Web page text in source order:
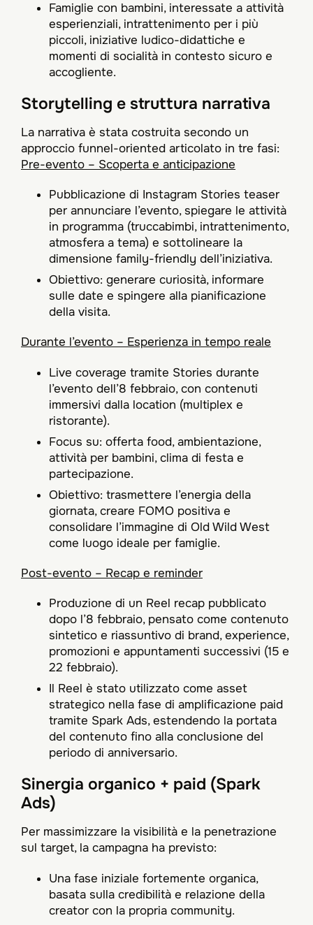
Famiglie con bambini, interessate a attività
esperienziali, intrattenimento per i più
piccoli, iniziative ludico-didattiche e
momenti di socialità in contesto sicuro e
accogliente.​
Storytelling e struttura narrativa
La narrativa è stata costruita secondo un
approccio funnel-oriented articolato in tre fasi:​
Pre-evento – Scoperta e anticipazione
Pubblicazione di Instagram Stories teaser
per annunciare l’evento, spiegare le attività
in programma (truccabimbi, intrattenimento,
atmosfera a tema) e sottolineare la
dimensione family-friendly dell’iniziativa.​
Obiettivo: generare curiosità, informare
sulle date e spingere alla pianificazione
della visita.
Durante l’evento – Esperienza in tempo reale
Live coverage tramite Stories durante
l’evento dell’8 febbraio, con contenuti
immersivi dalla location (multiplex e
ristorante).​
Focus su: offerta food, ambientazione,
attività per bambini, clima di festa e
partecipazione.
Obiettivo: trasmettere l’energia della
giornata, creare FOMO positiva e
consolidare l’immagine di Old Wild West
come luogo ideale per famiglie.
Post-evento – Recap e reminder
Produzione di un Reel recap pubblicato
dopo l’8 febbraio, pensato come contenuto
sintetico e riassuntivo di brand, experience,
promozioni e appuntamenti successivi (15 e
22 febbraio).​
Il Reel è stato utilizzato come asset
strategico nella fase di amplificazione paid
tramite Spark Ads, estendendo la portata
del contenuto fino alla conclusione del
periodo di anniversario.​
Sinergia organico + paid (Spark
Ads)
Per massimizzare la visibilità e la penetrazione
sul target, la campagna ha previsto:​
Una fase iniziale fortemente organica,
basata sulla credibilità e relazione della
creator con la propria community.